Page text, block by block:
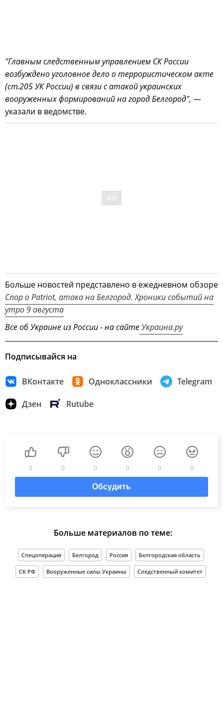
"Главным следственным управлением СК России
возбуждено уголовное дело о террористическом акте
(ст.205 УК России) в связи с атакой украинских
вооруженных формирований на город Белгород", —
указали в ведомстве.
Больше новостей представлено в ежедневном обзоре
Спор о Patriot, атака на Белгород. Хроники событий на
утро 9 августа
Все об Украине из России - на сайтеУкраина.ру
Подписывайся на
ВКонтакте Одноклассники Telegram
Дзен Rutube
0 0 0 0 0 0
Обсудить
Больше материалов по теме:
Спецоперация Белгород Россия Белгородская область
СК РФ Вооруженные силы Украины Следственный комитет